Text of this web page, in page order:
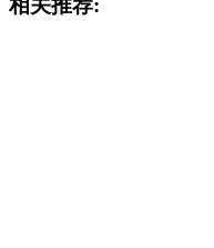
相关推荐: